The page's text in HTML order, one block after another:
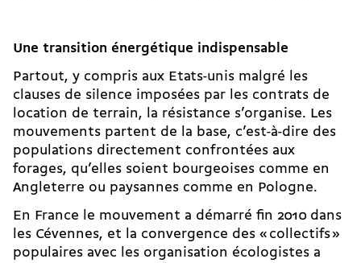
Une transition énergétique indispensable
Partout, y compris aux Etats-unis malgré les
clauses de silence imposées par les contrats de
location de terrain, la résistance s’organise. Les
mouvements partent de la base, c’est-à-dire des
populations directement confrontées aux
forages, qu’elles soient bourgeoises comme en
Angleterre ou paysannes comme en Pologne.
En France le mouvement a démarré fin 2010 dans
les Cévennes, et la convergence des « collectifs »
populaires avec les organisation écologistes a